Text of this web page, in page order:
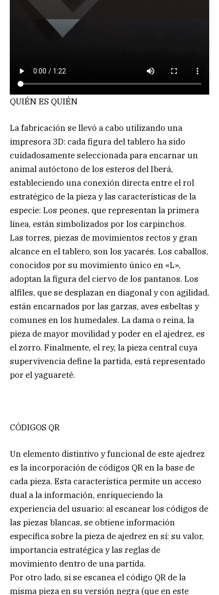
QUIÉN ES QUIÉN
La fabricación se llevó a cabo utilizando una
impresora 3D: cada figura del tablero ha sido
cuidadosamente seleccionada para encarnar un
animal autóctono de los esteros del Iberá,
estableciendo una conexión directa entre el rol
estratégico de la pieza y las características de la
especie: Los peones, que representan la primera
línea, están simbolizados por los carpinchos.
Las torres, piezas de movimientos rectos y gran
alcance en el tablero, son los yacarés. Los caballos,
conocidos por su movimiento único en «L»,
adoptan la figura del ciervo de los pantanos. Los
alfiles, que se desplazan en diagonal y con agilidad,
están encarnados por las garzas, aves esbeltas y
comunes en los humedales. La dama o reina, la
pieza de mayor movilidad y poder en el ajedrez, es
el zorro. Finalmente, el rey, la pieza central cuya
supervivencia define la partida, está representado
por el yaguareté.
CÓDIGOS QR
Un elemento distintivo y funcional de este ajedrez
es la incorporación de códigos QR en la base de
cada pieza. Esta característica permite un acceso
dual a la información, enriqueciendo la
experiencia del usuario: al escanear los códigos de
las piezas blancas, se obtiene información
específica sobre la pieza de ajedrez en sí: su valor,
importancia estratégica y las reglas de
movimiento dentro de una partida.
Por otro lado, si se escanea el código QR de la
misma pieza en su versión negra (que en este